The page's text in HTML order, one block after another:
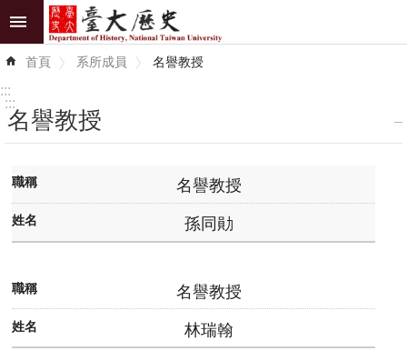
跳到主要內容區塊
進
階
新
息
所
介
紹
首頁 系所成員 名譽教授
:::
:::
名譽教授
名譽教授
孫同勛
名譽教授
林瑞翰